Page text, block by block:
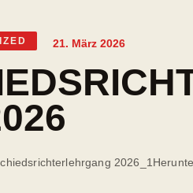
21. März 2026